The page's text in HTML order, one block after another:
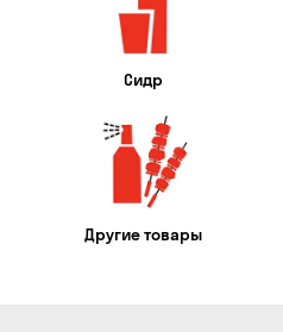
Сидр
Другие товары